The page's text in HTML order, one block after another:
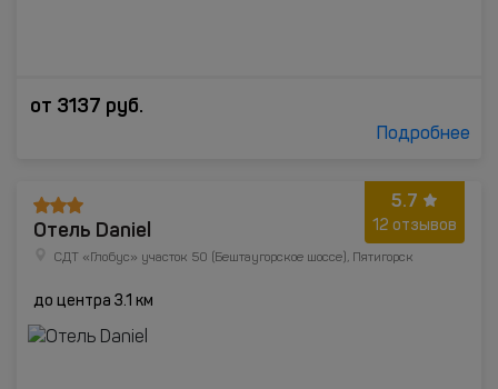
от 3137 руб.
Подробнее
5.7
12 отзывов
Отель Daniel
СДТ «Глобус» участок 50 (Бештаугорское шоссе), Пятигорск
до центра 3.1 км